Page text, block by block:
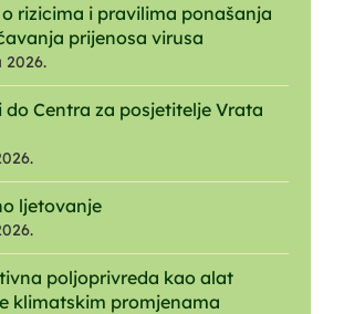
rizicima i pravilima ponašanja
prijenosa virusa
2026.
do Centra za posjetitelje Vrata
ljetovanje
poljoprivreda kao alat
klimatskim promjenama